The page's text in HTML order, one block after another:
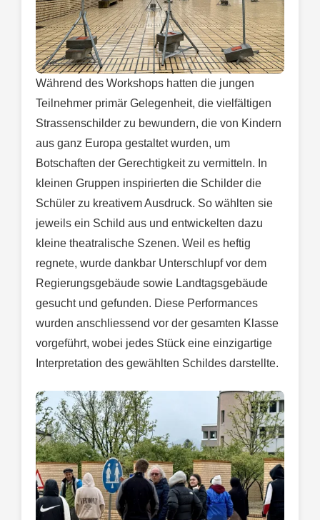
Während des Workshops hatten die jungen
Teilnehmer primär Gelegenheit, die vielfältigen
Strassenschilder zu bewundern, die von Kindern
aus ganz Europa gestaltet wurden, um
Botschaften der Gerechtigkeit zu vermitteln. In
kleinen Gruppen inspirierten die Schilder die
Schüler zu kreativem Ausdruck. So wählten sie
jeweils ein Schild aus und entwickelten dazu
kleine theatralische Szenen. Weil es heftig
regnete, wurde dankbar Unterschlupf vor dem
Regierungsgebäude sowie Landtagsgebäude
gesucht und gefunden. Diese Performances
wurden anschliessend vor der gesamten Klasse
vorgeführt, wobei jedes Stück eine einzigartige
Interpretation des gewählten Schildes darstellte.